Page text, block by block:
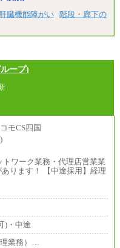
肝臓機能障がい 階段・廊下の
ープ)
トワーク業務・代理店営業業
ります！ 【中途採用】経理
)・中途
理業務）…